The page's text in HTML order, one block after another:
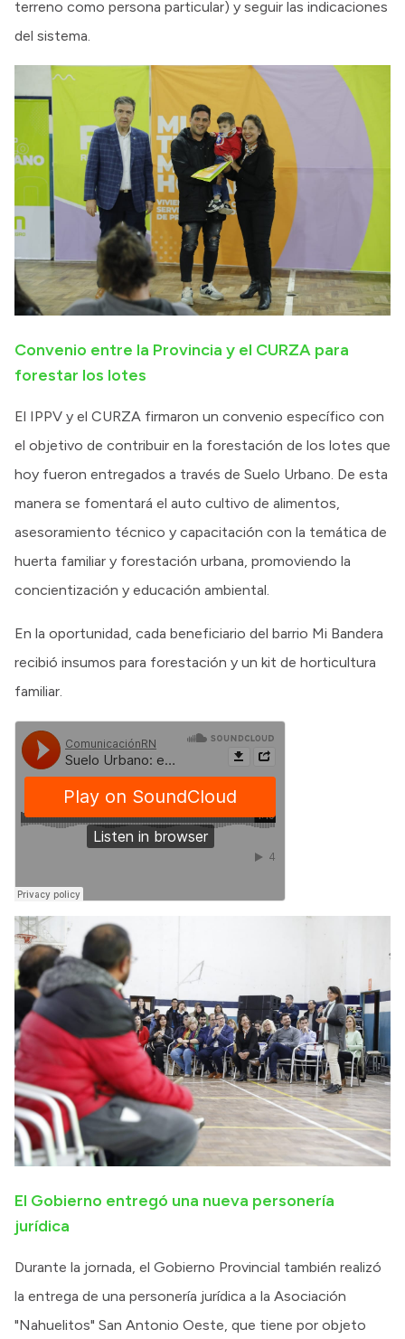
terreno como persona particular) y seguir las indicaciones
del sistema.
Convenio entre la Provincia y el CURZA para
forestar los lotes
El IPPV y el CURZA firmaron un convenio específico con
el objetivo de contribuir en la forestación de los lotes que
hoy fueron entregados a través de Suelo Urbano. De esta
manera se fomentará el auto cultivo de alimentos,
asesoramiento técnico y capacitación con la temática de
huerta familiar y forestación urbana, promoviendo la
concientización y educación ambiental.
En la oportunidad, cada beneficiario del barrio Mi Bandera
recibió insumos para forestación y un kit de horticultura
familiar.
El Gobierno entregó una nueva personería
jurídica
Durante la jornada, el Gobierno Provincial también realizó
la entrega de una personería jurídica a la Asociación
"Nahuelitos" San Antonio Oeste, que tiene por objeto